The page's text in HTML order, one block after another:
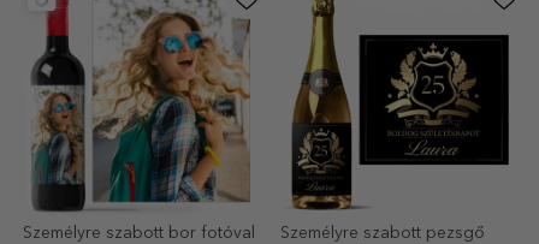
Személyre szabott bor fotóval
Személyre szabott pezsgő